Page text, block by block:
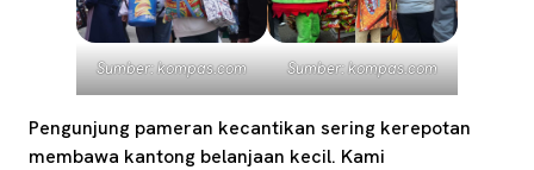
Sumber: kompas.com Sumber: kompas.com
Pengunjung pameran kecantikan sering kerepotan
membawa kantong belanjaan kecil. Kami